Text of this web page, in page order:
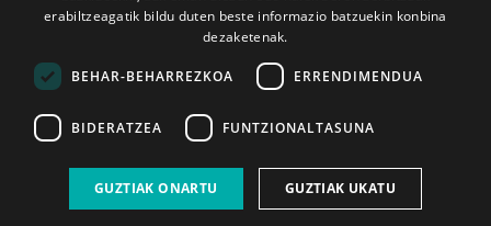
2026ko eka. 1a 2026ko mar. 1a
erabiltzeagatik bildu duten beste informazio batzuekin konbina
dezaketenak.
BEHAR-BEHARREZKOA ERRENDIMENDUA
BIDERATZEA FUNTZIONALTASUNA
GUZTIAK ONARTU GUZTIAK UKATU